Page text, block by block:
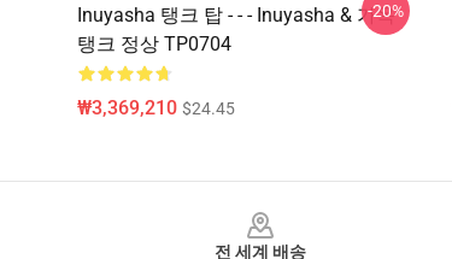
Inuyasha 탱크 탑 - - - Inuyasha & 가옥
탱크 정상 TP0704
₩3,369,210 $24.45
-20%
전 세계 배송